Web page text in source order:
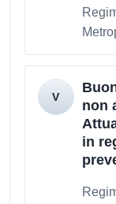
non
in